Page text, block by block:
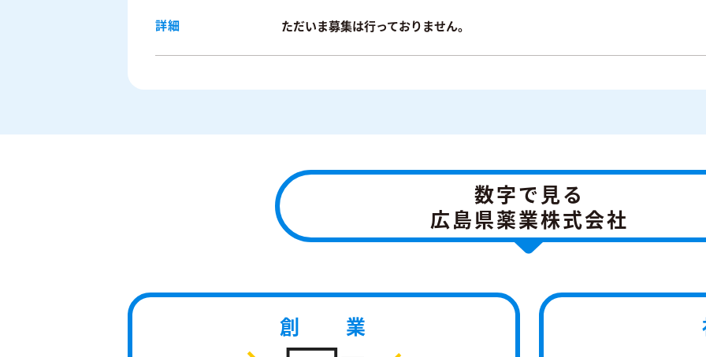
詳細 ただいま募集は行っておりません。
数字で⾒る
広島県薬業株式会社
創 業